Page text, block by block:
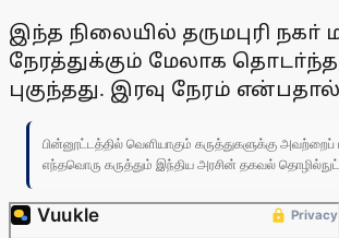
இந்த நிலையில் தருமபுரி
நேரத்துக்கும் மேலாக
புகுந்தது. இரவு நேரம்
பின்னூட்டத்தில் வெளியாகும் கருத்துகளுக்கு
எந்தவொரு கருத்தும் இந்திய அரசின் தகவல்